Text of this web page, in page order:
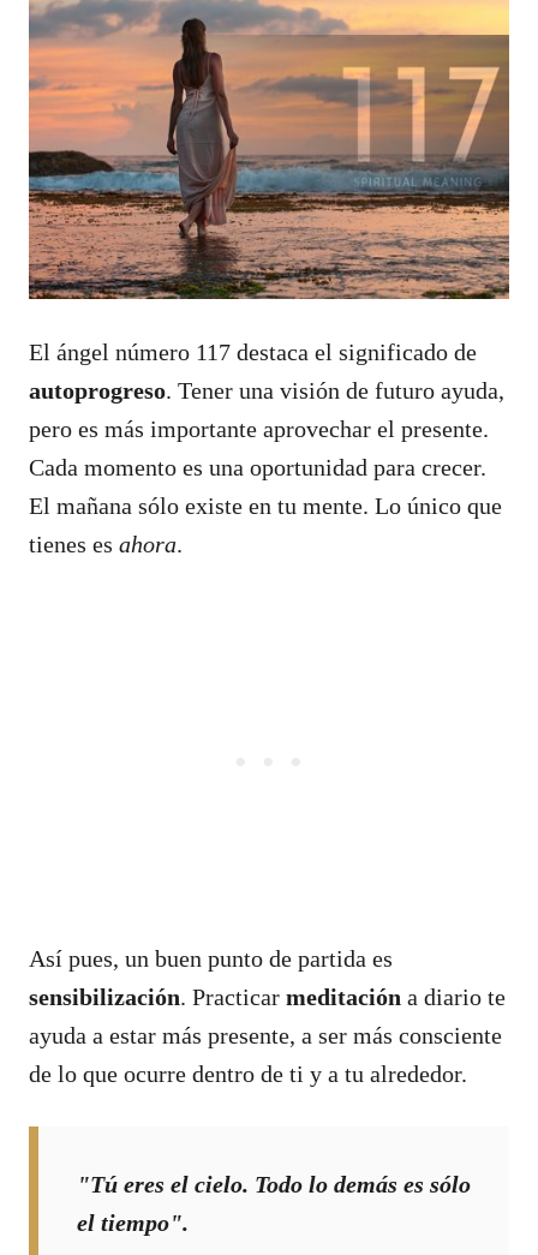
El ángel número 117 destaca el significado de
autoprogreso. Tener una visión de futuro ayuda,
pero es más importante aprovechar el presente.
Cada momento es una oportunidad para crecer.
El mañana sólo existe en tu mente. Lo único que
tienes es ahora.
Así pues, un buen punto de partida es
sensibilización. Practicar meditación a diario te
ayuda a estar más presente, a ser más consciente
de lo que ocurre dentro de ti y a tu alrededor.
"Tú eres el cielo. Todo lo demás es sólo
el tiempo".